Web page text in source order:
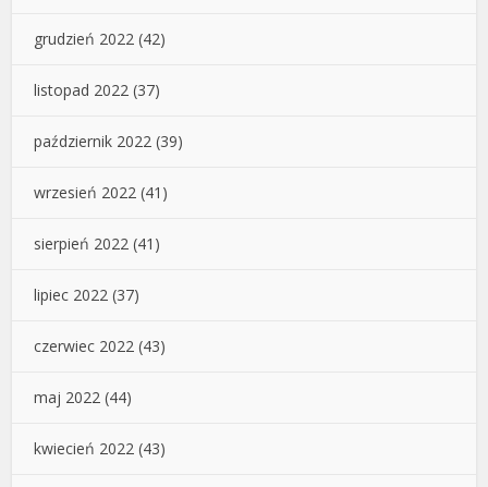
grudzień 2022 (42)
listopad 2022 (37)
październik 2022 (39)
wrzesień 2022 (41)
sierpień 2022 (41)
lipiec 2022 (37)
czerwiec 2022 (43)
maj 2022 (44)
kwiecień 2022 (43)